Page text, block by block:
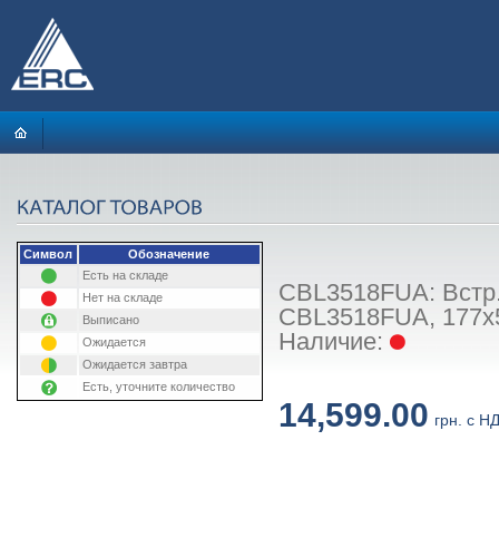
Символ
Обозначение
Есть на складе
Нет на складе
Выписано
Ожидается
Ожидается завтра
Есть, уточните количество
CBL3518FUA:
CBL3518FUA,
Наличие:
14,599.00 грн. с